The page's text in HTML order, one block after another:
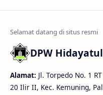
DPW
Alamat: Jl. Torpedo No. 1
20 Ilir II, Kec. Kemuning,